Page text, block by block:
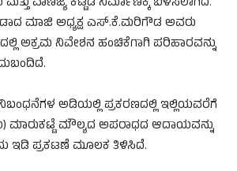
ಮಾಜಿ ಅಧ್ಯಕ್ಷ ಎಸ್.ಕೆ.ಮರಿಗೌಡ ಅವರು
ಅಕ್ರಮ ನಿವೇಶನ ಹಂಚಿಕೆಗಾಗಿ ಪರಿಹಾರವನ್ನು
ಅಡಿಯಲ್ಲಿ ಪ್ರಕರಣದಲ್ಲಿ ಇಲ್ಲಿಯವರೆಗೆ
ಮಾರುಕಟ್ಟೆ ಮೌಲ್ಯದ ಅಪರಾಧದ ಆದಾಯವನ್ನು
ಇಡಿ ಪ್ರಕಟಣೆ ಮೂಲಕ ತಿಳಿಸಿದೆ.